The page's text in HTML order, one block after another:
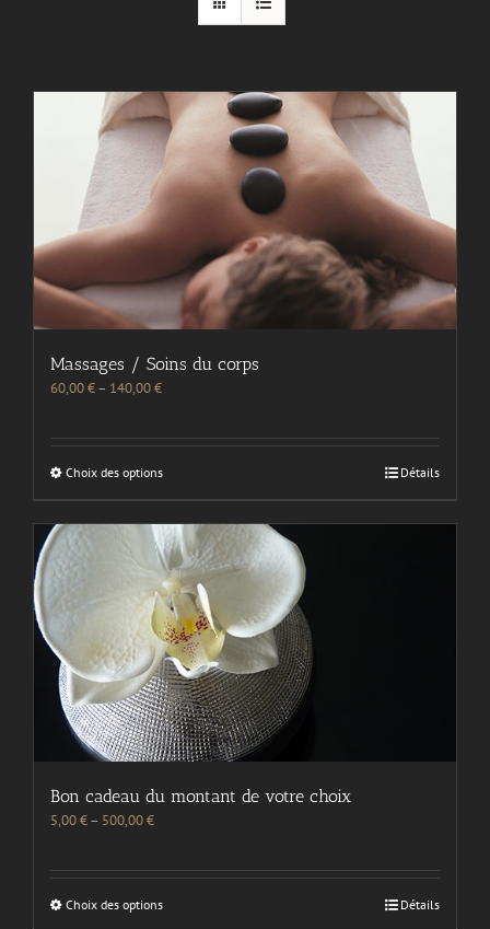
Massages / Soins du corps
60,00€– 140,00€
Choix des options Détails
Bon cadeau du montant de votre choix
5,00€– 500,00€
Choix des options Détails